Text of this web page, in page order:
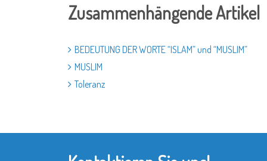
Zusammenhängende Artikel
BEDEUTUNG DER WORTE “ISLAM” und “MUSLIM”
MUSLIM
Toleranz